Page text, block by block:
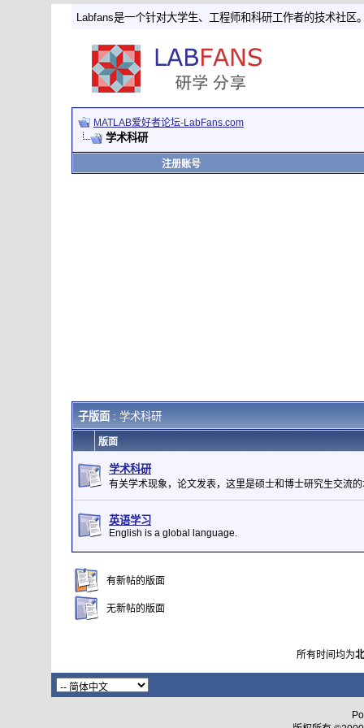
Labfans是一个针对大学生、工程师和科研工作者的技术社区
MATLAB爱好者论坛-LabFans.com
学术科研
注册账号
子版面: 学术科研
版面
学术科研
有关学术现象，论文发表，这里是硕士和博士研究生交流
英语学习
English is a global language.
有新帖的版面
无新帖的版面
所有时间均为